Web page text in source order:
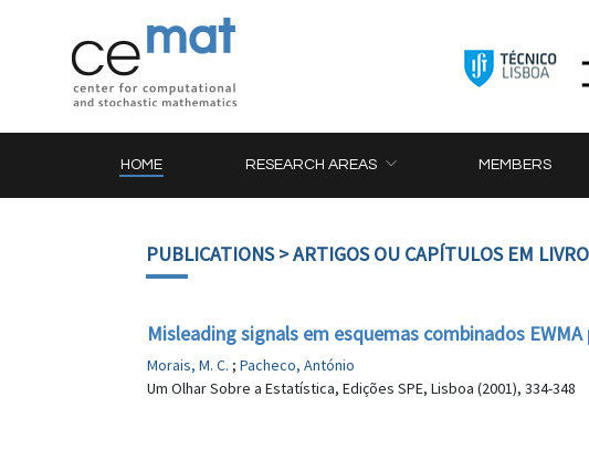
HOME RESEARCH AREAS MEMBERS
PUBLICATIONS> ARTIGOS OU CAPÍTULOS EM
Misleading signals em esquemas combinados
Morais, M. C. ; Pacheco, António
Um Olhar Sobre a Estatística, Edições SPE, Lisboa (2001), 334-348